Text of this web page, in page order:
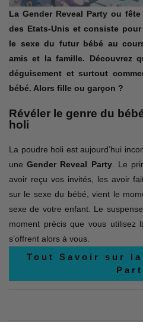
La Gender Reveal Party ou
des Etats-Unis et consiste
le sexe du futur bébé au
amis et la famille. Découvrez
déguisement et surtout
bébé. Alors fille ou garçon ?
Révéler le genre du
holi
La poudre holi est aujourd’hui
uneGender Reveal Party. Le
avoir reçu vos invités, les avoir
sur le sexe du bébé, vient le
sexe de votre enfant. Le
moment précis que vous utilisez
s’offrent alors à vous.
Tout Savoir sur la